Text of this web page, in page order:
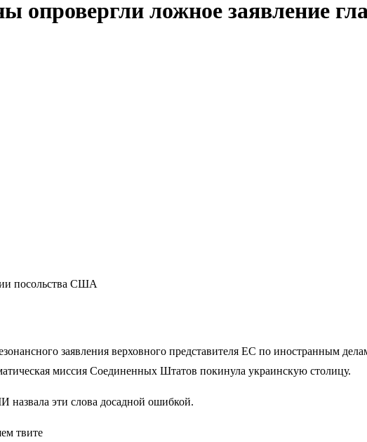
ложное заявление
посольства США
заявления верховного представителя ЕС по иностранным
миссия Соединенных Штатов покинула украинскую столицу.
эти слова досадной ошибкой.
твите